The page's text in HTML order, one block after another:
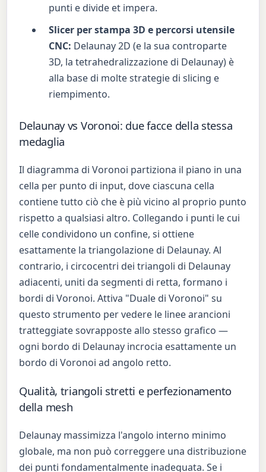
punti e divide et impera.
Slicer per stampa 3D e percorsi utensile
CNC: Delaunay 2D (e la sua controparte
3D, la tetrahedralizzazione di Delaunay) è
alla base di molte strategie di slicing e
riempimento.
Delaunay vs Voronoi: due facce della stessa
medaglia
Il diagramma di Voronoi partiziona il piano in una
cella per punto di input, dove ciascuna cella
contiene tutto ciò che è più vicino al proprio punto
rispetto a qualsiasi altro. Collegando i punti le cui
celle condividono un confine, si ottiene
esattamente la triangolazione di Delaunay. Al
contrario, i circocentri dei triangoli di Delaunay
adiacenti, uniti da segmenti di retta, formano i
bordi di Voronoi. Attiva "Duale di Voronoi" su
questo strumento per vedere le linee arancioni
tratteggiate sovrapposte allo stesso grafico —
ogni bordo di Delaunay incrocia esattamente un
bordo di Voronoi ad angolo retto.
Qualità, triangoli stretti e perfezionamento
della mesh
Delaunay massimizza l'angolo interno minimo
globale, ma non può correggere una distribuzione
dei punti fondamentalmente inadeguata. Se i